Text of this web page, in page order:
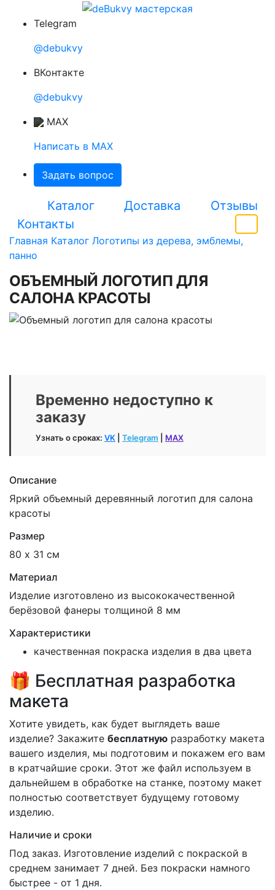
Telegram
@debukvy
ВКонтакте
@debukvy
MAX
Написать в MAX
Задать вопрос
Каталог Доставка
Отзывы
Контакты
Главная Каталог Логотипы из дерева, эмблемы,
панно
ОБЪЕМНЫЙ ЛОГОТИП ДЛЯ
САЛОНА КРАСОТЫ
Временно недоступно к
заказу
Узнать о сроках: VK Telegram MAX
Описание
Яркий объемный деревянный логотип для салона
красоты
Размер
80 х 31 см
Материал
Изделие изготовлено из высококачественной
берёзовой фанеры толщиной 8 мм
Характеристики
качественная покраска изделия в два цвета
🎁 Бесплатная разработка
макета
Хотите увидеть, как будет выглядеть ваше
изделие? Закажите бесплатную разработку макета
вашего изделия, мы подготовим и покажем его вам
в кратчайшие сроки. Этот же файл используем в
дальнейшем в обработке на станке, поэтому макет
полностью соответствует будущему готовому
изделию.
Наличие и сроки
Под заказ. Изготовление изделий с покраской в
среднем занимает 7 дней. Без покраски намного
быстрее - от 1 дня.